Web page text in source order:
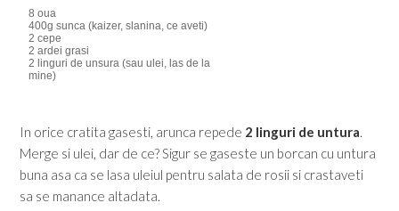
8 oua
400g sunca (kaizer, slanina, ce aveti)
2 cepe
2 ardei grasi
2 linguri de unsura (sau ulei, las de la
mine)
In orice cratita gasesti, arunca repede 2 linguri de untura
Merge si ulei, dar de ce? Sigur se gaseste un borcan cu untura
buna asa ca se lasa uleiul pentru salata de rosii si crastaveti
sa se manance altadata.